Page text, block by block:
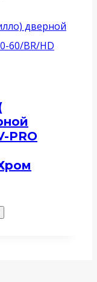
PRO